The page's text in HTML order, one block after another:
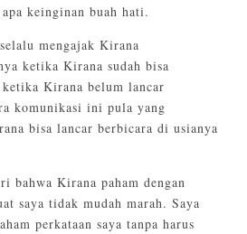
keinginan buah hati.
mengajak Kirana
ketika Kirana sudah bisa
Kirana belum lancar
komunikasi ini pula yang
bisa lancar berbicara di usianya
bahwa Kirana paham dengan
saya tidak mudah marah. Saya
perkataan saya tanpa harus